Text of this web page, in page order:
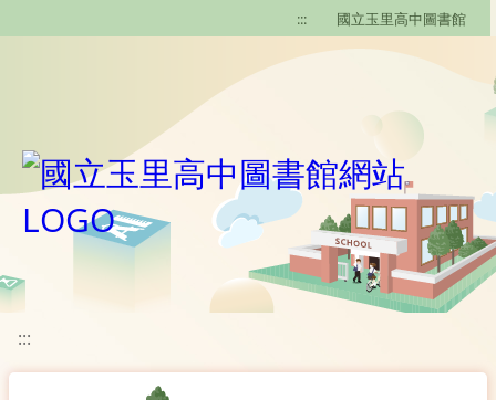
::: 國立玉里高中圖書館
:::